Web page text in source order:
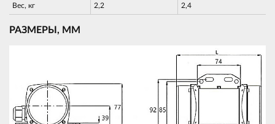
Вес, кг 2,2 2,4
РАЗМЕРЫ, ММ